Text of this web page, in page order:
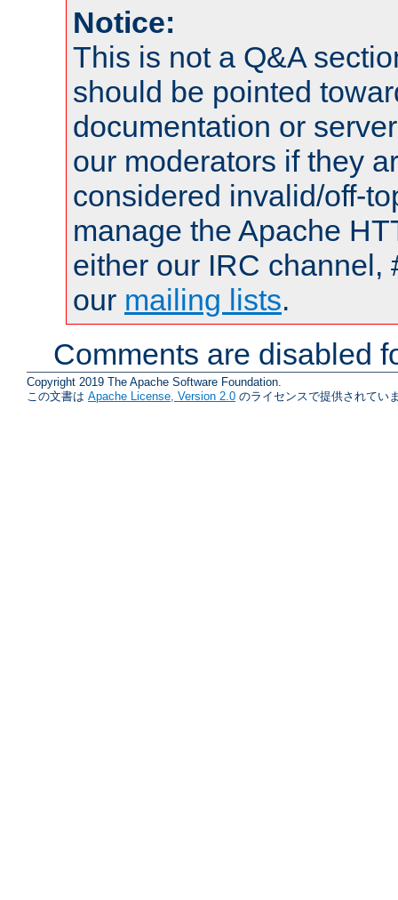
Notice:
This is not a Q&A
should be pointed
documentation or
our moderators if they
considered invalid/off-
manage the Apache
either our IRC channel,
our mailing lists.
Comments are disabled
Copyright 2019 The Apache Software Foundation.
この文書は Apache License, Version 2.0 のライセンスで提供されてい